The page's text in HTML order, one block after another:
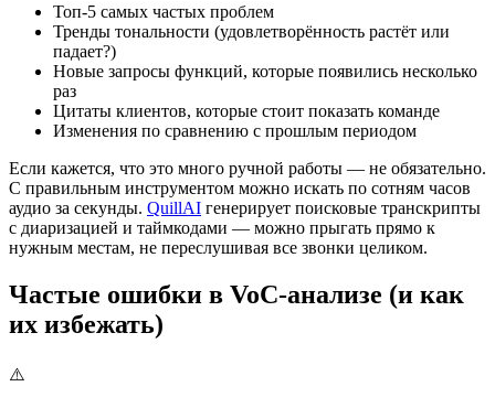
Топ-5 самых частых проблем
Тренды тональности (удовлетворённость растёт или
падает?)
Новые запросы функций, которые появились несколько
раз
Цитаты клиентов, которые стоит показать команде
Изменения по сравнению с прошлым периодом
Если кажется, что это много ручной работы — не обязательно.
С правильным инструментом можно искать по сотням часов
аудио за секунды. QuillAI генерирует поисковые транскрипты
с диаризацией и таймкодами — можно прыгать прямо к
нужным местам, не переслушивая все звонки целиком.
Частые ошибки в VoC-анализе (и как
их избежать)
⚠️